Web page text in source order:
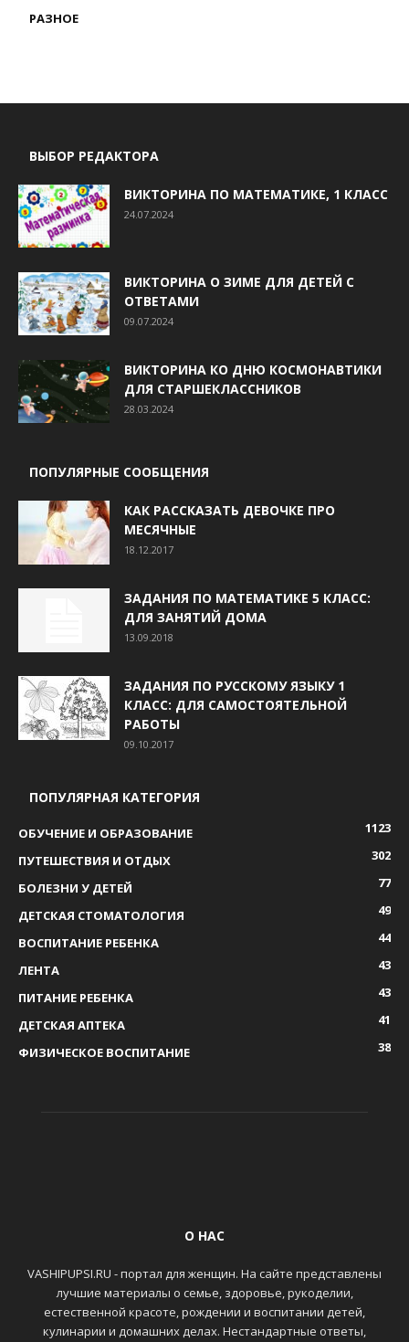
РАЗНОЕ
ВЫБОР РЕДАКТОРА
ВИКТОРИНА ПО МАТЕМАТИКЕ, 1 КЛАСС
24.07.2024
ВИКТОРИНА О ЗИМЕ ДЛЯ ДЕТЕЙ С
ОТВЕТАМИ
09.07.2024
ВИКТОРИНА КО ДНЮ КОСМОНАВТИКИ
ДЛЯ СТАРШЕКЛАССНИКОВ
28.03.2024
ПОПУЛЯРНЫЕ СООБЩЕНИЯ
КАК РАССКАЗАТЬ ДЕВОЧКЕ ПРО
МЕСЯЧНЫЕ
18.12.2017
ЗАДАНИЯ ПО МАТЕМАТИКЕ 5 КЛАСС:
ДЛЯ ЗАНЯТИЙ ДОМА
13.09.2018
ЗАДАНИЯ ПО РУССКОМУ ЯЗЫКУ 1
КЛАСС: ДЛЯ САМОСТОЯТЕЛЬНОЙ
РАБОТЫ
09.10.2017
ПОПУЛЯРНАЯ КАТЕГОРИЯ
ОБУЧЕНИЕ И ОБРАЗОВАНИЕ
1123
ПУТЕШЕСТВИЯ И ОТДЫХ
302
БОЛЕЗНИ У ДЕТЕЙ
77
ДЕТСКАЯ СТОМАТОЛОГИЯ
49
ВОСПИТАНИЕ РЕБЕНКА
44
ЛЕНТА
43
ПИТАНИЕ РЕБЕНКА
43
ДЕТСКАЯ АПТЕКА
41
ФИЗИЧЕСКОЕ ВОСПИТАНИЕ
38
О НАС
VASHIPUPSI.RU - портал для женщин. На сайте представлены
лучшие материалы о семье, здоровье, рукоделии,
естественной красоте, рождении и воспитании детей,
кулинарии и домашних делах. Нестандартные ответы,